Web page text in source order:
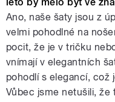
léto by mělo být ve
Ano, naše šaty jsou z
velmi pohodlné na
pocit, že je v tričku
vnímají v elegantních
pohodlí s elegancí, což
Vůbec jsme netušili, že